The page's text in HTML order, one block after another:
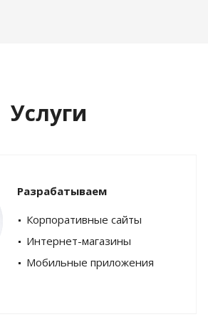
Услуги
Разрабатываем
Корпоративные сайты
Интернет-магазины
Мобильные приложения